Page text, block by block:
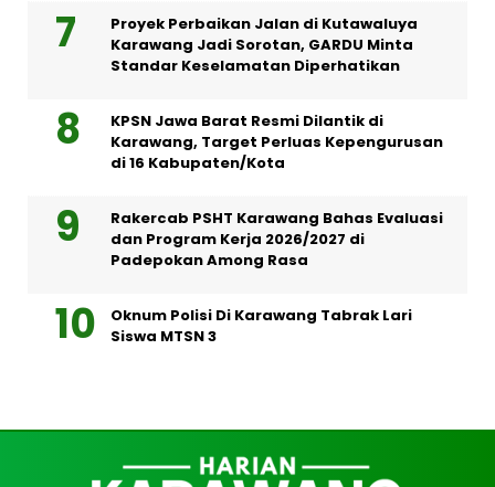
Proyek Perbaikan Jalan di Kutawaluya
Karawang Jadi Sorotan, GARDU Minta
Standar Keselamatan Diperhatikan
KPSN Jawa Barat Resmi Dilantik di
Karawang, Target Perluas Kepengurusan
di 16 Kabupaten/Kota
Rakercab PSHT Karawang Bahas Evaluasi
dan Program Kerja 2026/2027 di
Padepokan Among Rasa
Oknum Polisi Di Karawang Tabrak Lari
Siswa MTSN 3